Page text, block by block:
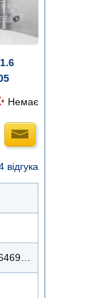
Немає
відгука